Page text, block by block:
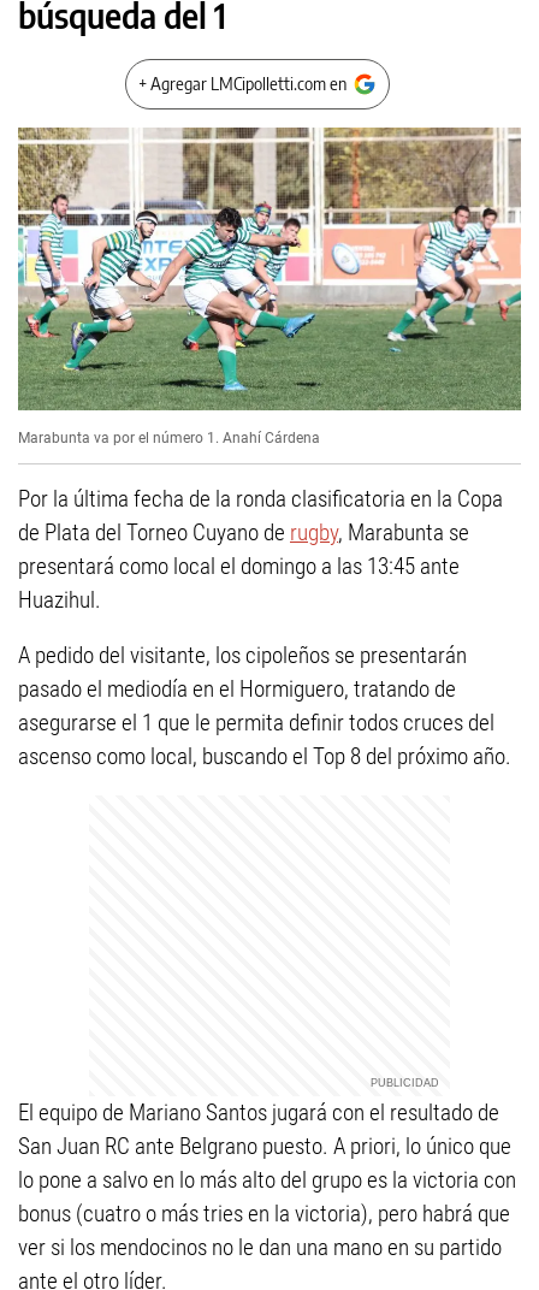
búsqueda del 1
+ Agregar LMCipolletti.com en
Marabunta va por el número 1. Anahí Cárdena
Por la última fecha de la ronda clasificatoria en la Copa
de Plata del Torneo Cuyano de rugby, Marabunta se
presentará como local el domingo a las 13:45 ante
Huazihul.
A pedido del visitante, los cipoleños se presentarán
pasado el mediodía en el Hormiguero, tratando de
asegurarse el 1 que le permita definir todos cruces del
ascenso como local, buscando el Top 8 del próximo año.
El equipo de Mariano Santos jugará con el resultado de
San Juan RC ante Belgrano puesto. A priori, lo único que
lo pone a salvo en lo más alto del grupo es la victoria con
bonus (cuatro o más tries en la victoria), pero habrá que
ver si los mendocinos no le dan una mano en su partido
ante el otro líder.